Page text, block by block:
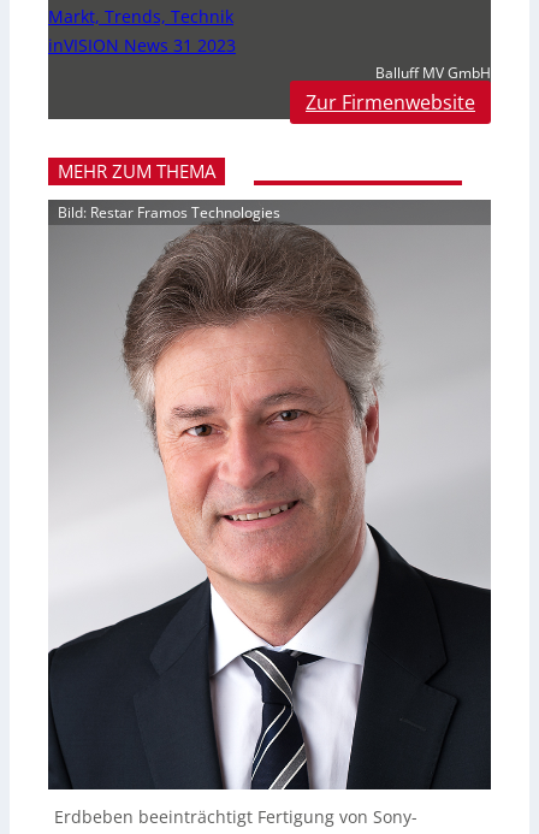
Markt, Trends, Technik
inVISION News 31 2023
Balluff MV GmbH
Zur Firmenwebsite
MEHR ZUM THEMA
Bild: Restar Framos Technologies
Erdbeben beeinträchtigt Fertigung von Sony-